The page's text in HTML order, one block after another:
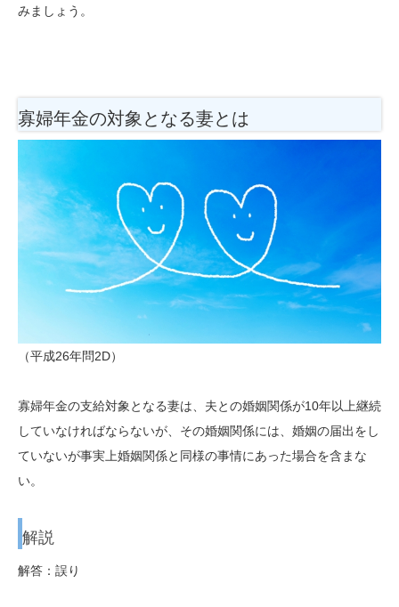
みましょう。
寡婦年金の対象となる妻とは
（平成26年問2D）
寡婦年金の支給対象となる妻は、夫との婚姻関係が10年以上継続
していなければならないが、その婚姻関係には、婚姻の届出をし
ていないが事実上婚姻関係と同様の事情にあった場合を含まな
い。
解説
解答：誤り